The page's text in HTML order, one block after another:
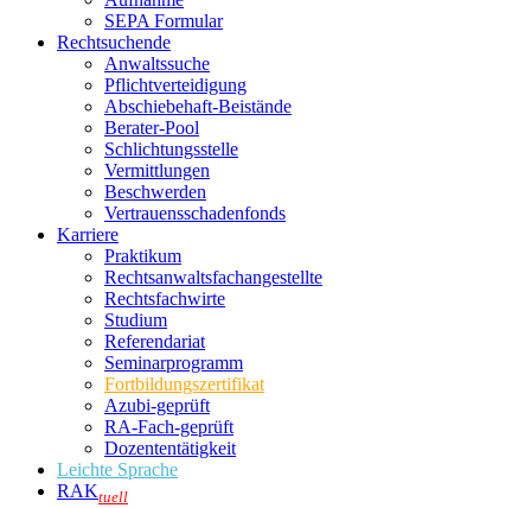
SEPA Formular
Rechtsuchende
Anwaltssuche
Pflichtverteidigung
Abschiebehaft-Beistände
Berater-Pool
Schlichtungsstelle
Vermittlungen
Beschwerden
Vertrauensschadenfonds
Karriere
Praktikum
Rechtsanwalts­fachangestellte
Rechtsfachwirte
Studium
Referendariat
Seminarprogramm
Fortbildungszertifikat
Azubi-geprüft
RA-Fach-geprüft
Dozententätigkeit
Leichte Sprache
RAKtuell